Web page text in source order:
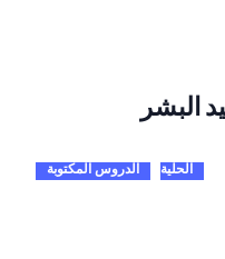
الحلية الدروس المكتوبة